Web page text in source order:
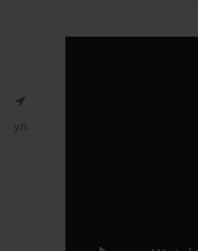
ул.